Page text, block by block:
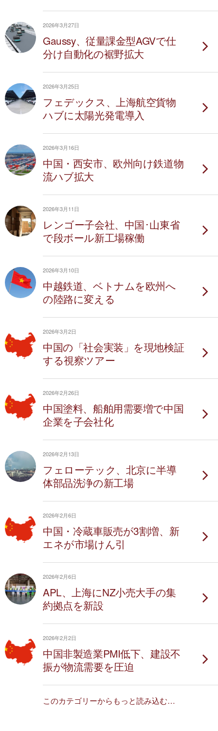
2026年3月27日
Gaussy、従量課金型AGVで仕
分け自動化の裾野拡大
2026年3月25日
フェデックス、上海航空貨物
ハブに太陽光発電導入
2026年3月16日
中国・西安市、欧州向け鉄道物
流ハブ拡大
2026年3月11日
レンゴー子会社、中国･山東省
で段ボール新工場稼働
2026年3月10日
中越鉄道、ベトナムを欧州へ
の陸路に変える
2026年3月2日
中国の「社会実装」を現地検証
する視察ツアー
2026年2月26日
中国塗料、船舶用需要増で中国
企業を子会社化
2026年2月13日
フェローテック、北京に半導
体部品洗浄の新工場
2026年2月6日
中国・冷蔵車販売が3割増、新
エネが市場けん引
2026年2月6日
APL、上海にNZ小売大手の集
約拠点を新設
2026年2月2日
中国非製造業PMI低下、建設不
振が物流需要を圧迫
このカテゴリーからもっと読み込む…